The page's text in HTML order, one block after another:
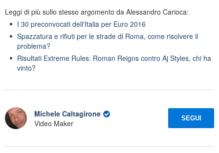
Leggi di più sullo stesso argomento da Alessandro Carioca:
I 30 preconvocati dell'Italia per Euro 2016
Spazzatura e rifiuti per le strade di Roma, come risolvere il
problema?
Risultati Extreme Rules: Roman Reigns contro Aj Styles, chi ha
vinto?
Michele Caltagirone
Video Maker
SEGUI